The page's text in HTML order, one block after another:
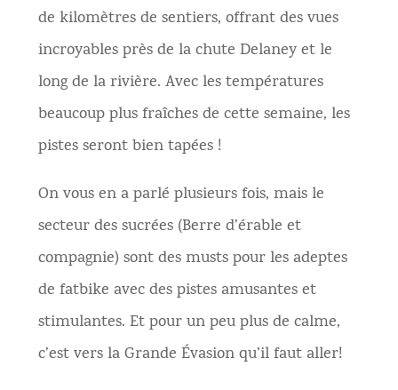
de kilomètres de sentiers, offrant des vues
incroyables près de la chute Delaney et le
long de la rivière. Avec les températures
beaucoup plus fraîches de cette semaine, les
pistes seront bien tapées !
On vous en a parlé plusieurs fois, mais le
secteur des sucrées (Berre d’érable et
compagnie) sont des musts pour les adeptes
de fatbike avec des pistes amusantes et
stimulantes. Et pour un peu plus de calme,
c’est vers la Grande Évasion qu’il faut aller!